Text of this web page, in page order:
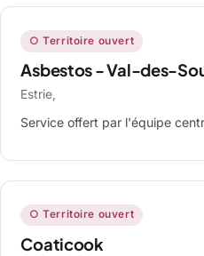
○ Territoire ouvert
Asbestos - Val-des-
Estrie,
Service offert par l'équipe
○ Territoire ouvert
Coaticook